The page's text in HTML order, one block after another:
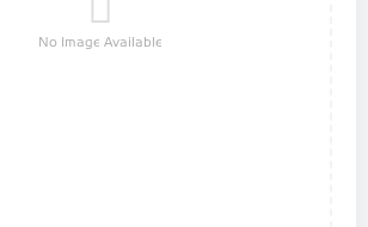
No Image Available